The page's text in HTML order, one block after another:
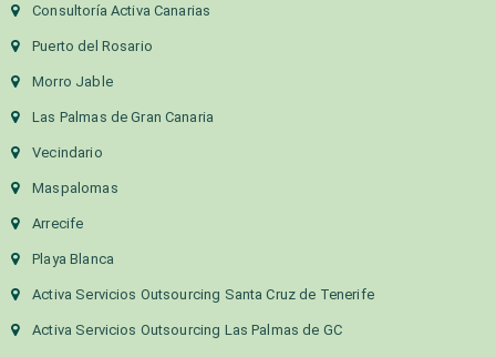
Consultoría Activa Canarias
Puerto del Rosario
Morro Jable
Las Palmas de Gran Canaria
Vecindario
Maspalomas
Arrecife
Playa Blanca
Activa Servicios Outsourcing Santa Cruz de Tenerife
Activa Servicios Outsourcing Las Palmas de GC